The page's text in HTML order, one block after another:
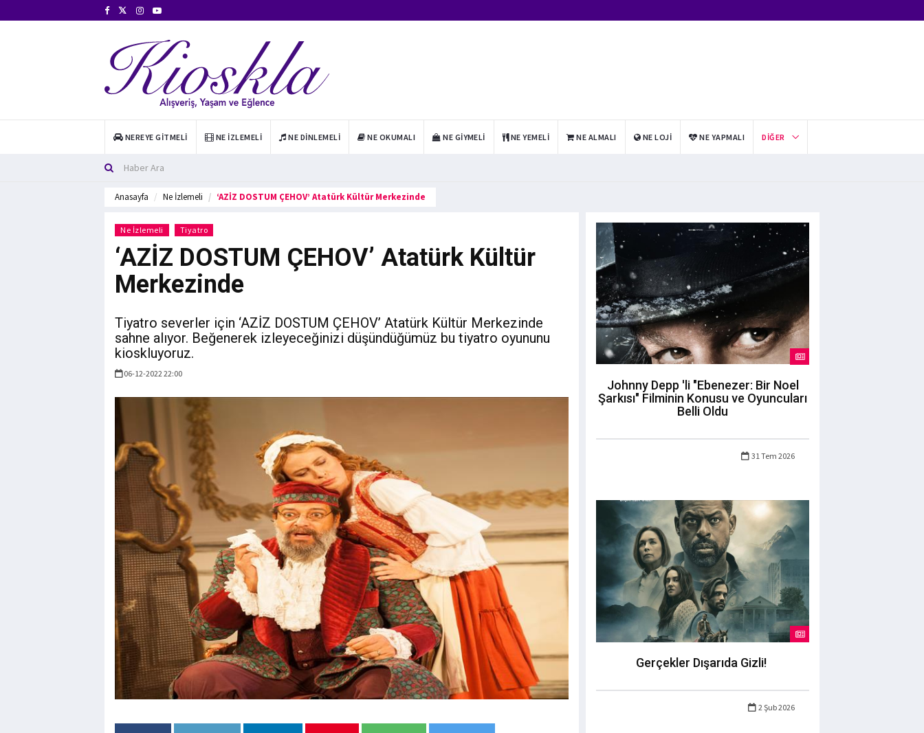
NEREYE GITMELI NE İZLEMELI NE DINLEMELI NE OKUMALI NE GIYMELI NE YEMELI NE ALMALI NE LOJI NE YAPMALI DIĞER
Anasayfa Ne İzlemeli ‘AZİZ DOSTUM ÇEHOV’ Atatürk Kültür Merkezinde
Ne İzlemeli Tiyatro
‘AZİZ DOSTUM ÇEHOV’ Atatürk Kültür
Merkezinde
Tiyatro severler için ‘AZİZ DOSTUM ÇEHOV’ Atatürk Kültür Merkezinde
sahne alıyor. Beğenerek izleyeceğinizi düşündüğümüz bu tiyatro oyununu
kioskluyoruz.
06-12-2022 22:00
Johnny Depp 'li "Ebenezer: Bir Noel
Şarkısı" Filminin Konusu ve Oyuncuları
Belli Oldu
31 Tem 2026
Gerçekler Dışarıda Gizli!
2 Şub 2026